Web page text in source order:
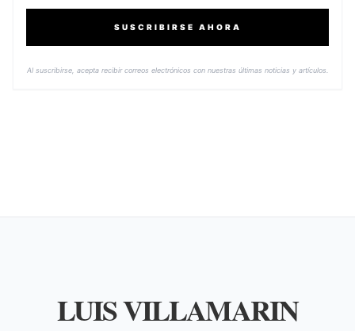
SUSCRIBIRSE AHORA
Al suscribirse, acepta recibir correos electrónicos con nuestras últimas noticias y artículos.
LUIS VILLAMARIN